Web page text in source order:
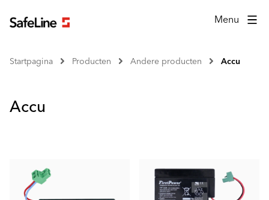
Menu
Startpagina Producten Andere producten Accu
Accu